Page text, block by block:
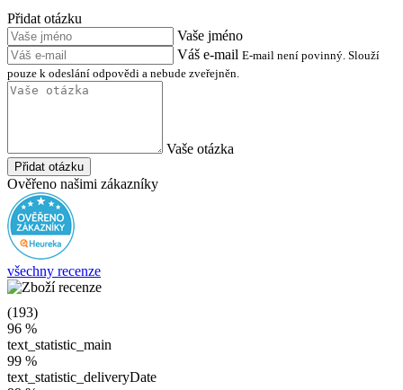
Přidat otázku
Vaše jméno
Váš e-mail E-mail není povinný. Slouží
pouze k odeslání odpovědi a nebude zveřejněn.
Vaše otázka
Přidat otázku
Ověřeno našimi zákazníky
všechny recenze
(193)
96 %
text_statistic_main
99 %
text_statistic_deliveryDate